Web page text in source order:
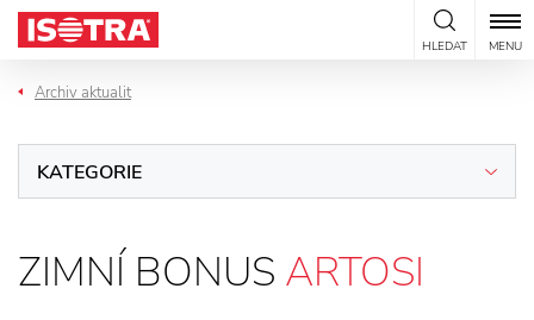
Přeskočit na obsah
HLEDAT MENU
Archiv aktualit
KATEGORIE
ZIMNÍ BONUS ARTOSI